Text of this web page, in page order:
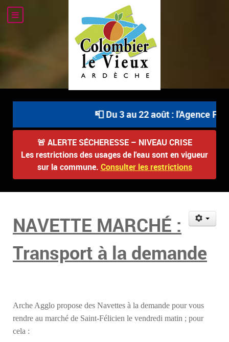
📮 Du 3 au 22 août : l'Agence
🚨 ALERTE SÉCHERESSE – NIVEAU CRISE
Les restrictions des usages de l'eau sont en vigueur
sur la commune. Consulter les restrictions
NAVETTE MARCHÉ :
Transport à la demande
Arche Agglo propose des Navettes à la demande pour vous
rendre au marché de Saint-Félicien le vendredi matin ; pour
cela :